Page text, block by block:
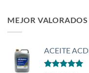
MEJOR VALORADOS
ACEITE